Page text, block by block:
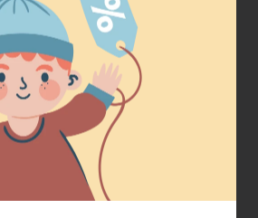
Купить сейчас